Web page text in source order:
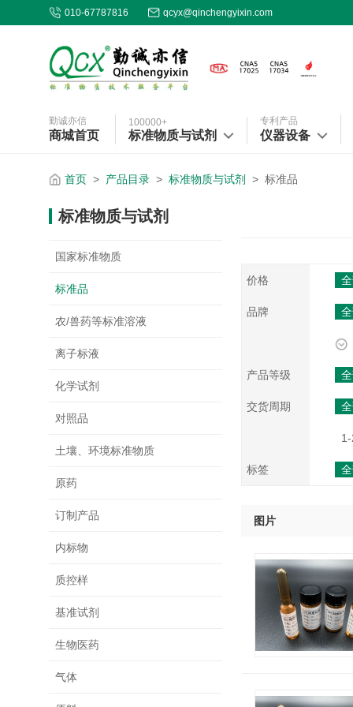
010-67787816 qcyx@qinchengyixin.com
勤诚亦信
商城首页
100000+
标准物质与试剂
专利产品
仪器设备
首页 > 产品目录 > 标准物质与试剂 > 标准品
标准物质与试剂
国家标准物质
标准品
农/兽药等标准溶液
离子标液
化学试剂
对照品
土壤、环境标准物质
原药
订制产品
内标物
质控样
基准试剂
生物医药
气体
价格
品牌
产品等级
交货周期
标签
图片